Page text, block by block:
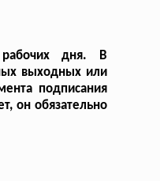
дня. В
выходных или
подписания
он обязательно